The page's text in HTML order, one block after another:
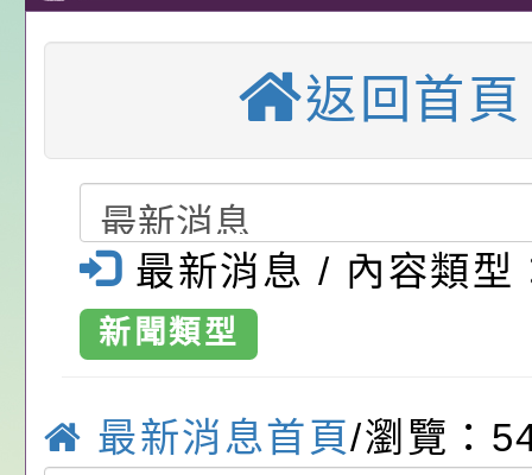
樂會」、「邁向下一
列講座及成長團體
甄選公告
校課程計畫」核定一
轉知教育部國民及學
辦理「115年度教育
前教育署辦理性別平
置課程與教學人才庫
畫」一案， 請教師
請，請查照。
公告:桃園市政府腸
施問答集
轉知:桃園市交通局
減碳存摺2.0」全民
桃園市政府家庭教
年度祖孫樂淘桃－祖
祝活動」海報電子檔
關（構）、學校、民
轉知有關銓敘部建置
員退休所得重審後實
亦可利用
「2026桃園市孔廟
家8月課程資訊」、
轉知內政部函以，有
育大學辦理「
度民俗體育傳
營」-桃園市大
國民小學-優質
返回首頁
最新消息 / 內容類型
新聞類型
最新消息首頁/瀏覽：